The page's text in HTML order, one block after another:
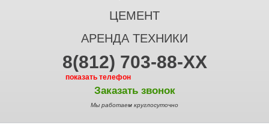
ЦЕМЕНТ
АРЕНДА ТЕХНИКИ
8(812) 703-88-XX
показать телефон
Заказать звонок
Мы работаем круглосуточно